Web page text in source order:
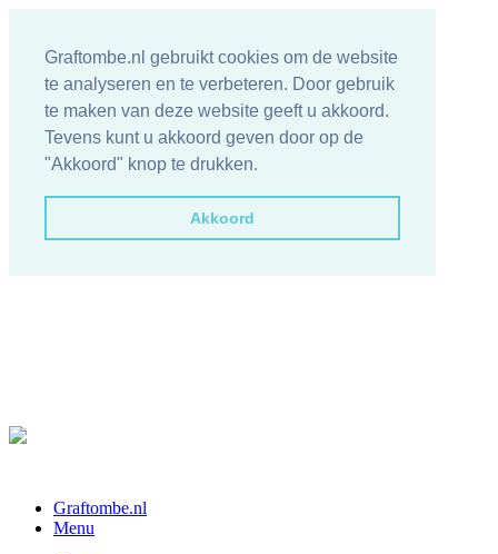
Graftombe.nl gebruikt cookies om de website
te analyseren en te verbeteren. Door gebruik
te maken van deze website geeft u akkoord.
Tevens kunt u akkoord geven door op de
"Akkoord" knop te drukken.
Akkoord
Graftombe.nl
Menu